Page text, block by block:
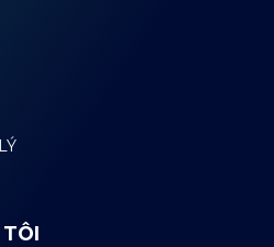
TÔI